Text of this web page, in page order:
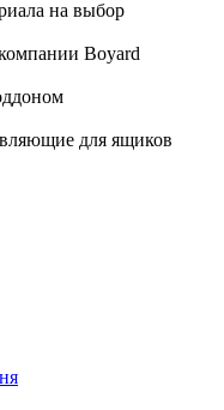
на выбор
Boyard
для ящиков